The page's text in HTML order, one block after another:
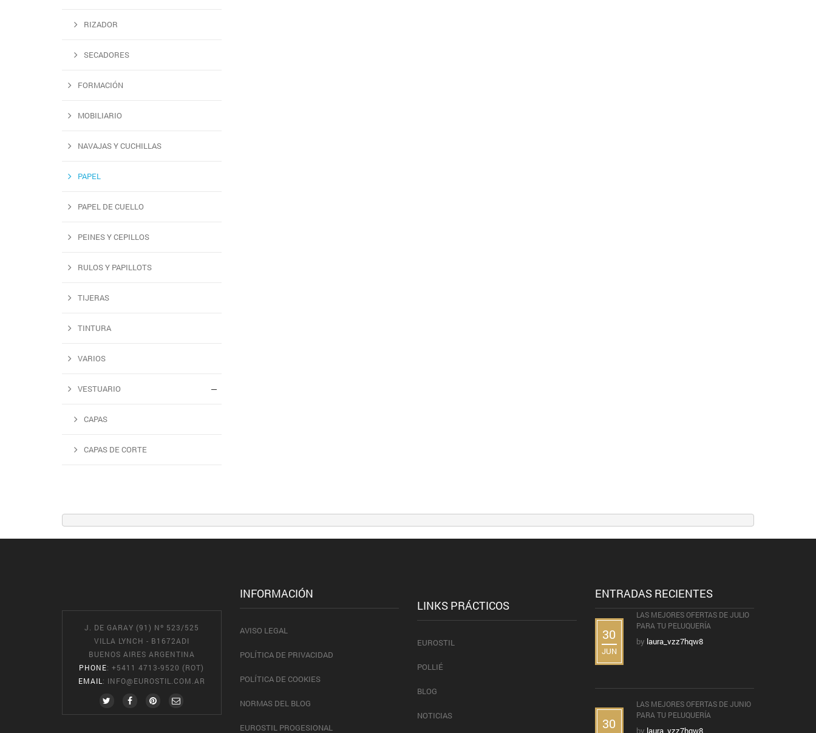
RIZADOR
SECADORES
FORMACIÓN
MOBILIARIO
NAVAJAS Y CUCHILLAS
PAPEL
PAPEL DE CUELLO
PEINES Y CEPILLOS
RULOS Y PAPILLOTS
TIJERAS
TINTURA
VARIOS
VESTUARIO
CAPAS
CAPAS DE CORTE
J. DE GARAY (91) Nº 523/525
VILLA LYNCH - B1672ADI
BUENOS AIRES ARGENTINA
PHONE: +5411 4713-9520 (ROT)
EMAIL : INFO@EUROSTIL.COM.AR
INFORMACIÓN
AVISO LEGAL
POLÍTICA DE PRIVACIDAD
POLÍTICA DE COOKIES
NORMAS DEL BLOG
EUROSTIL PROGESIONAL
LINKS PRÁCTICOS
EUROSTIL
POLLIÉ
BLOG
NOTICIAS
ENTRADAS RECIENTES
30
JUN
LAS MEJORES OFERTAS DE JULIO
PARA TU PELUQUERÍA
by laura_vzz7hqw8
30
LAS MEJORES OFERTAS DE JUNIO
PARA TU PELUQUERÍA
by laura_vzz7hqw8